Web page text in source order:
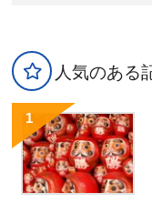
人気のある